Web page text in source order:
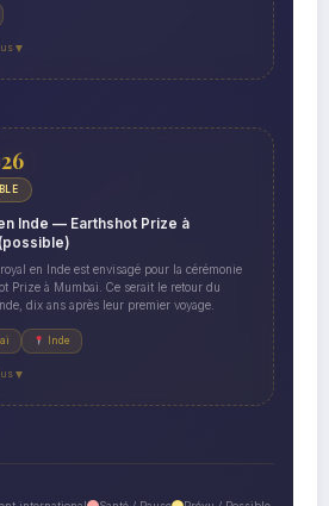
▼
Inde — Earthshot Prize à
en Inde est envisagé pour la cérémonie
Prize à Mumbai. Ce serait le retour du
dix ans après leur premier voyage.
Inde
▼